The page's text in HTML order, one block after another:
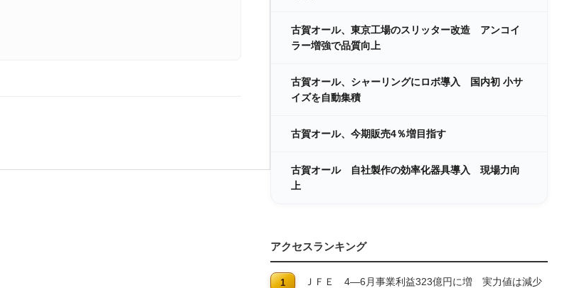
古賀オール、東京工場のスリッター改造 アンコイ
ラー増強で品質向上
古賀オール、シャーリングにロボ導入 国内初 小サ
イズを自動集積
古賀オール、今期販売4％増目指す
古賀オール 自社製作の効率化器具導入 現場力向
上
アクセスランキング
ＪＦＥ 4―6月事業利益323億円に増 実力値は減少